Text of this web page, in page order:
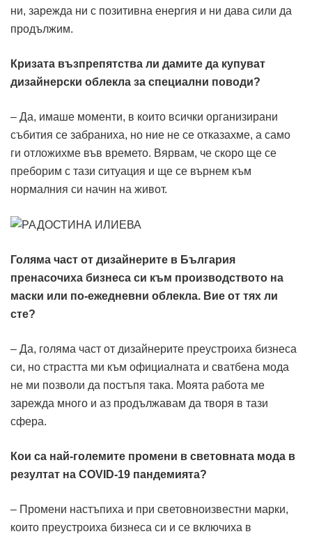
ни, зарежда ни с позитивна енергия и ни дава сили да
продължим.
Кризата възпрепятства ли дамите да купуват
дизайнерски облекла за специални поводи?
– Да, имаше моменти, в които всички организирани
събития се забраниха, но ние не се отказахме, а само
ги отложихме във времето. Вярвам, че скоро ще се
преборим с тази ситуация и ще се върнем към
нормалния си начин на живот.
Голяма част от дизайнерите в България
пренасочиха бизнеса си към производството на
маски или по-ежедневни облекла. Вие от тях ли
сте?
– Да, голяма част от дизайнерите преустроиха бизнеса
си, но страстта ми към официалната и сватбена мода
не ми позволи да постъпя така. Моята работа ме
зарежда много и аз продължавам да творя в тази
сфера.
Кои са най-големите промени в световната мода в
резултат на COVID-19 пандемията?
– Промени настъпиха и при световноизвестни марки,
които преустроиха бизнеса си и се включиха в